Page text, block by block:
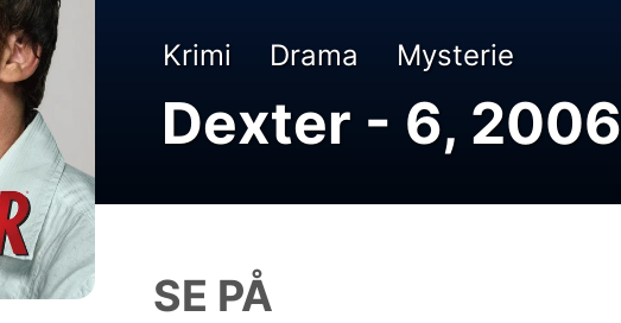
Krimi Drama Mysterie
Dexter - 6, 2006
SE PÅ